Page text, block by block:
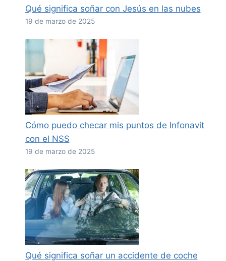
Qué significa soñar con Jesús en las nubes
19 de marzo de 2025
Cómo puedo checar mis puntos de Infonavit
con el NSS
19 de marzo de 2025
Qué significa soñar un accidente de coche